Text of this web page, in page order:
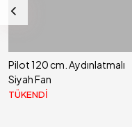
Pilot 120 cm. Aydınlatmalı
Siyah Fan
TÜKENDİ